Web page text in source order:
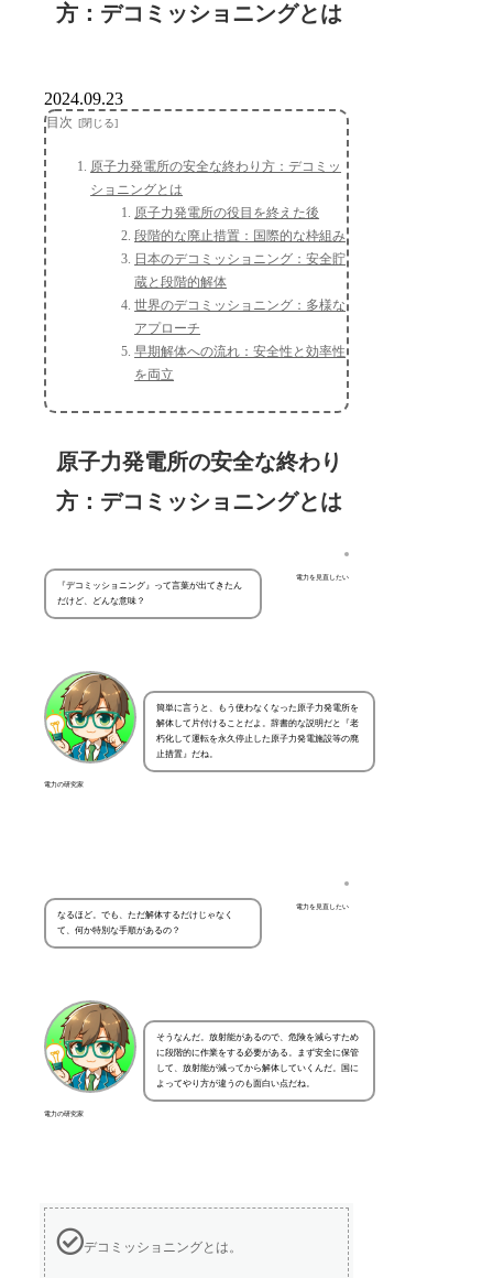
方：デコミッショニングとは
2024.09.23
目次
原子力発電所の安全な終わり方：デコミッ
ショニングとは
原子力発電所の役目を終えた後
段階的な廃止措置：国際的な枠組み
日本のデコミッショニング：安全貯
蔵と段階的解体
世界のデコミッショニング：多様な
アプローチ
早期解体への流れ：安全性と効率性
を両立
原子力発電所の安全な終わり
方：デコミッショニングとは
電力を見直したい
『デコミッショニング』って言葉が出てきたん
だけど、どんな意味？
電力の研究家
簡単に言うと、もう使わなくなった原子力発電所を
解体して片付けることだよ。辞書的な説明だと『老
朽化して運転を永久停止した原子力発電施設等の廃
止措置』だね。
電力を見直したい
なるほど。でも、ただ解体するだけじゃなく
て、何か特別な手順があるの？
電力の研究家
そうなんだ。放射能があるので、危険を減らすため
に段階的に作業をする必要がある。まず安全に保管
して、放射能が減ってから解体していくんだ。国に
よってやり方が違うのも面白い点だね。
デコミッショニングとは。